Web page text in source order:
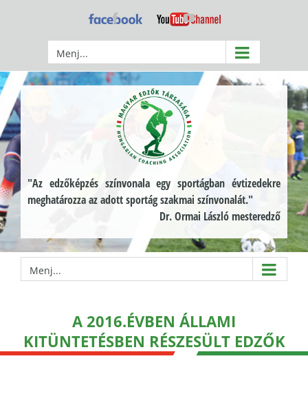
Facebook YouTube
Menj...
"Az edzőképzés színvonala egy sportágban évtizedekre
meghatározza az adott sportág szakmai színvonalát."
Dr. Ormai László mesteredző
Menj...
A 2016.ÉVBEN ÁLLAMI
KITÜNTETÉSBEN RÉSZESÜLT EDZŐK